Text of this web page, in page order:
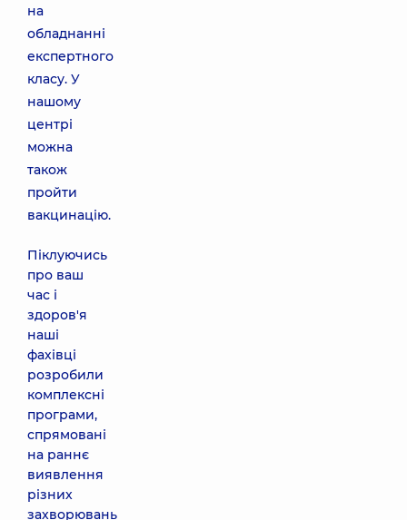
на
обладнанні
експертного
класу. У
нашому
центрі
можна
також
пройти
вакцинацію.
Піклуючись
про ваш
час і
здоров'я
наші
фахівці
розробили
комплексні
програми,
спрямовані
на раннє
виявлення
різних
захворювань